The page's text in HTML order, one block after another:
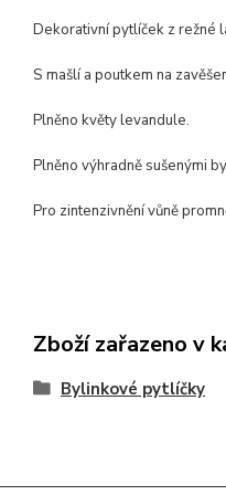
Dekorativní pytlíček z režné
S mašlí a poutkem na
Plněno květy levandule.
Plněno výhradně sušenými
Pro zintenzivnění vůně
Zboží zařazeno v
Bylinkové pytlíčky